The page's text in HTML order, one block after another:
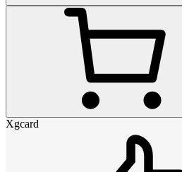
Xgcard